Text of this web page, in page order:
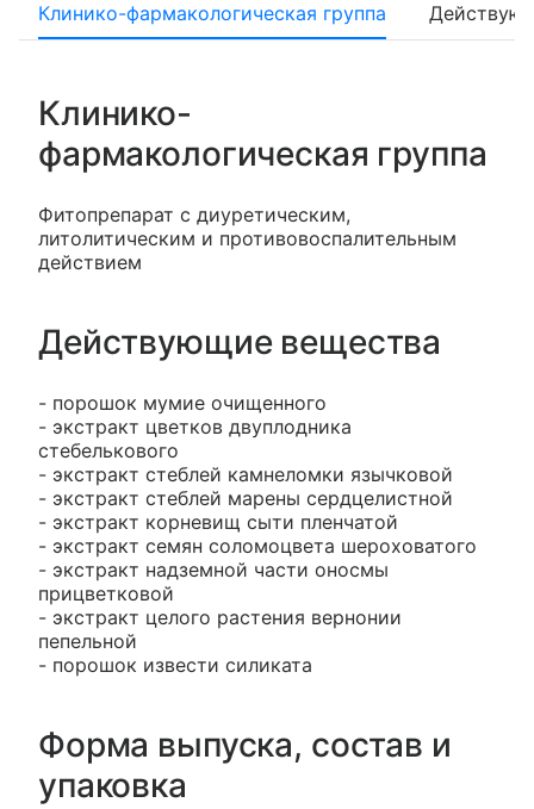
Клинико-фармакологическая группа
Клинико-
фармакологическая группа
Фитопрепарат с диуретическим,
литолитическим и противовоспалительным
действием
Действующие вещества
- порошок мумие очищенного
- экстракт цветков двуплодника
стебелькового
- экстракт стеблей камнеломки язычковой
- экстракт стеблей марены сердцелистной
- экстракт корневищ сыти пленчатой
- экстракт семян соломоцвета шероховатого
- экстракт надземной части оносмы
прицветковой
- экстракт целого растения вернонии
пепельной
- порошок извести силиката
Форма выпуска, состав и
упаковка